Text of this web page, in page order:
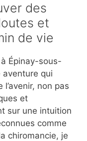
des
et
de vie
Épinay-sous-
qui
non pas
et
sur une intuition
comme
chiromancie, je